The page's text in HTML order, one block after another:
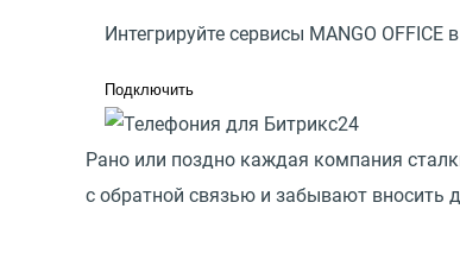
Интегрируйте сервисы MANGO
Подключить
Рано или поздно каждая компания
с обратной связью и забывают вносить